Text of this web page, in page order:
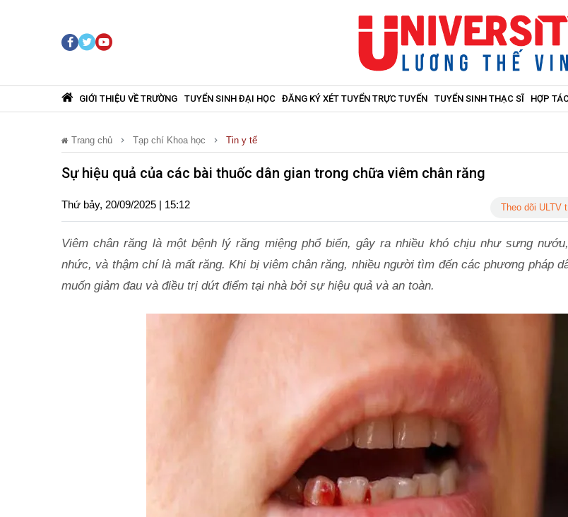
GIỚI THIỆU VỀ TRƯỜNG TUYỂN SINH ĐẠI HỌC ĐĂNG KÝ XÉT TUYỂN TRỰC TUYẾN TUYỂN SINH THẠC SĨ HỢP
Trang chủ Tạp chí Khoa học Tin y tế
Sự hiệu quả của các bài thuốc dân gian trong chữa viêm chân răng
Thứ bảy, 20/09/2025 | 15:12 Theo dõi ULTV
Viêm chân răng là một bệnh lý răng miệng phổ biến, gây ra nhiều khó chịu như sưng
nhức, và thậm chí là mất răng. Khi bị viêm chân răng, nhiều người tìm đến các phương pháp
muốn giảm đau và điều trị dứt điểm tại nhà bởi sự hiệu quả và an toàn.